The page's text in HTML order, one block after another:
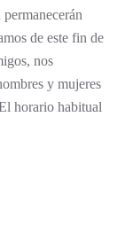
de este fin de
nos
y mujeres
horario habitual